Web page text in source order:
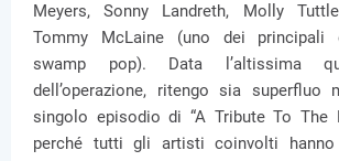
Meyers, Sonny Landreth, Molly
Tommy McLaine (uno dei principali
swamp pop). Data l’altissima
dell’operazione, ritengo sia superfluo
singolo episodio di “A Tribute To The
perché tutti gli artisti coinvolti